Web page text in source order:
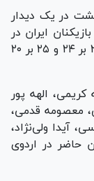
۲۴ اردیبهشت در یک دیدار
ایران در
چهار ست با امتیاز‌های ۲۵ بر ۱۶، ۲۵ بر ۱۴، ۲۶ بر ۲۴ و ۲۵ بر ۲۰
الهه پور
معصومه قدمی،
آیدا ولی‌نژاد،
حاضر در اردوی